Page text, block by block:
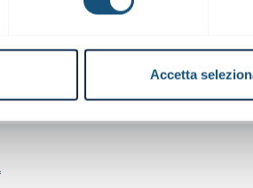
Accetta